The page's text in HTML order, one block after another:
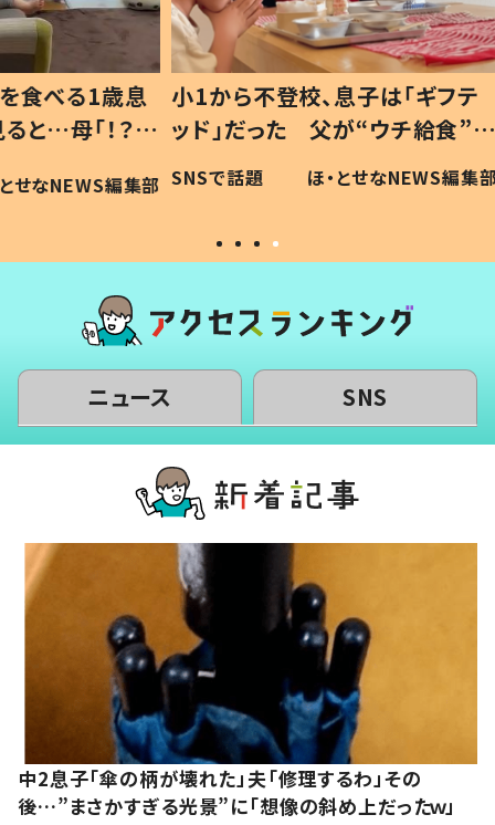
歳息
？」
編集部
小1から不登校、息子は「ギフテ
ッド」だった 父が“ウチ給食”を
作り続ける理由とは #令和の親
#令和の子
SNSで話題 ほ・とせなNEWS編集部
ひ孫
が、抱
「涙
い」
ニュース SNS
中2息子「傘の柄が壊れた」夫「修理するわ」その
後…”まさかすぎる光景”に「想像の斜め上だったｗ」